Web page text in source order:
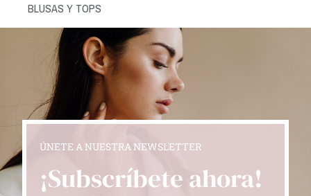
BLUSAS Y TOPS
ÚNETE A NUESTRA NEWSLETTER
¡Subscríbete ahora!